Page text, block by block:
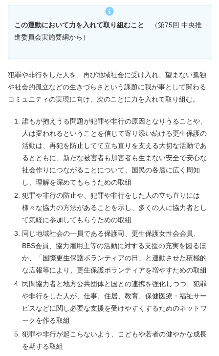
この運動において力を入れて取り組むこと
（第75回 中央推
進委員会実施要綱から）
犯罪や非行をした人を、再び地域社会に受け入れ、望まない孤独
や社会的孤立などの生きづらさという課題に我が事として関わる
コミュニティの実現に向け、次のことに力を入れて取り組む。
誰もが抱えうる問題が犯罪や非行の原因となりうることや、
人は変われるということを信じて寄り添い続ける更生保護の
活動は、再犯を防止してて立ち直りを支える大切な活動であ
るとともに、新たな被害者も加害者も生まない安全で安心な
社会作りにつながることについて、国民の各層に広く周知
し、理解を深めてもらうための取組
犯罪や非行の防止や、犯罪や非行をした人の立ち直りには
様々な協力の方法があることを示し、多くの人に協力者とし
て気軽に参加してもらうための取組
同じ地域社会の一員である保護司、更生保護女性会会員、
BBS会員、協力雇用主等の活動に対する支援の充実を図るほ
か、「国際更生保護ボランティアの日」と連動させた積極的
な広報等により、更生保護ボランティアを増やすための取組
民間協力者と地方公共団体と国との連携を強化しつつ、犯罪
や非行をした人が、仕事、住居、教育、保健医療・福祉サー
ビスなどに関し必要な支援を受けやすくするためのネットワ
ークを作る取組
犯罪や非行が起こらないよう、こどもや若者の健やかな成長
を期する取組